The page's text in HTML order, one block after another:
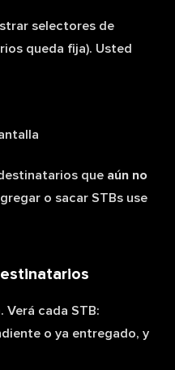
selectores de
queda fija). Usted
que aún no
o sacar STBs use
Verá cada STB:
o ya entregado, y